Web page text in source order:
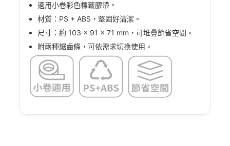
適用小卷彩色標籤膠帶。
材質：PS + ABS，堅固好清潔。
尺寸：約 103 × 91 × 71 mm，可堆疊節省空間。
附兩種鋸齒條，可依需求切換使用。